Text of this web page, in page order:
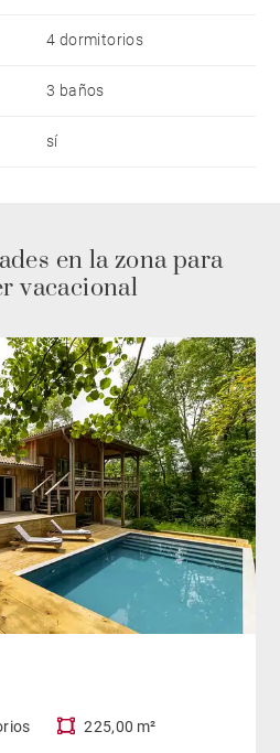
4 dormitorios
3 baños
sí
en la zona para
vacacional
225,00 m²